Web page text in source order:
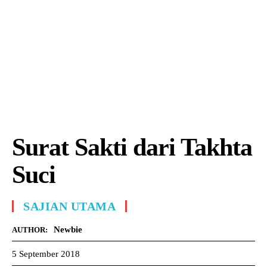
Surat Sakti dari Takhta
Suci
SAJIAN UTAMA
AUTHOR: Newbie
5 September 2018